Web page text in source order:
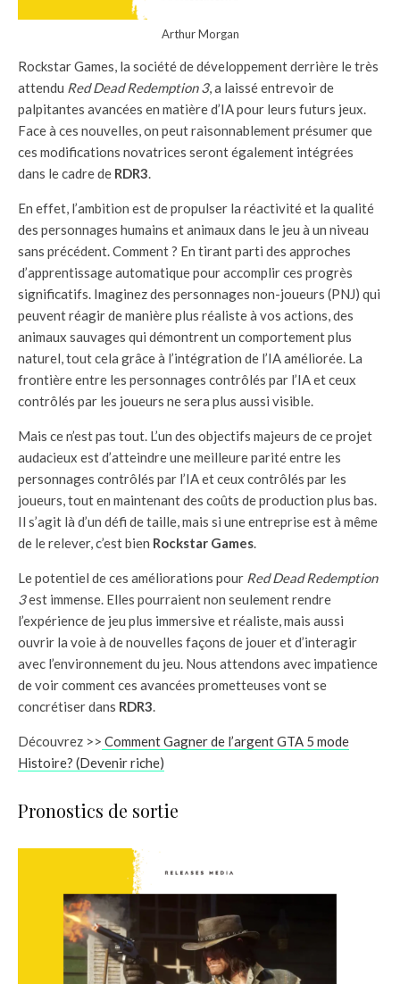
Arthur Morgan
Rockstar Games, la société de développement derrière le très
attendu Red Dead Redemption 3, a laissé entrevoir de
palpitantes avancées en matière d’IA pour leurs futurs jeux.
Face à ces nouvelles, on peut raisonnablement présumer que
ces modifications novatrices seront également intégrées
dans le cadre de RDR3.
En effet, l’ambition est de propulser la réactivité et la qualité
des personnages humains et animaux dans le jeu à un niveau
sans précédent. Comment ? En tirant parti des approches
d’apprentissage automatique pour accomplir ces progrès
significatifs. Imaginez des personnages non-joueurs (PNJ) qui
peuvent réagir de manière plus réaliste à vos actions, des
animaux sauvages qui démontrent un comportement plus
naturel, tout cela grâce à l’intégration de l’IA améliorée. La
frontière entre les personnages contrôlés par l’IA et ceux
contrôlés par les joueurs ne sera plus aussi visible.
Mais ce n’est pas tout. L’un des objectifs majeurs de ce projet
audacieux est d’atteindre une meilleure parité entre les
personnages contrôlés par l’IA et ceux contrôlés par les
joueurs, tout en maintenant des coûts de production plus bas.
Il s’agit là d’un défi de taille, mais si une entreprise est à même
de le relever, c’est bien Rockstar Games.
Le potentiel de ces améliorations pour Red Dead Redemption
3est immense. Elles pourraient non seulement rendre
l’expérience de jeu plus immersive et réaliste, mais aussi
ouvrir la voie à de nouvelles façons de jouer et d’interagir
avec l’environnement du jeu. Nous attendons avec impatience
de voir comment ces avancées prometteuses vont se
concrétiser dans RDR3.
Découvrez >> Comment Gagner de l’argent GTA 5 mode
Histoire? (Devenir riche)
Pronostics de sortie